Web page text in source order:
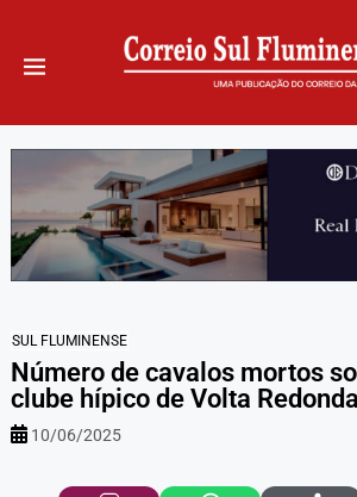
SUL FLUMINENSE
Número de cavalos mortos
clube hípico de Volta Redonda
10/06/2025